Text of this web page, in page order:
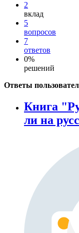
2
вклад
5
вопросов
7
ответов
0%
решений
Ответы
Книга
ли на